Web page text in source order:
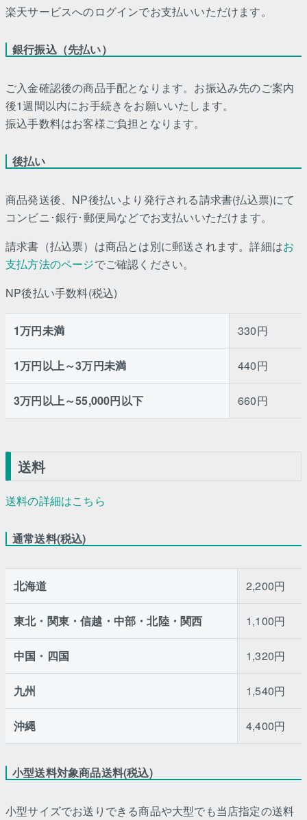
楽天サービスへのログインでお支払いいただけます。
銀行振込（先払い）
ご入金確認後の商品手配となります。お振込み先のご案内
後1週間以内にお手続きをお願いいたします。
振込手数料はお客様ご負担となります。
後払い
商品発送後、NP後払いより発行される請求書(払込票)にて
コンビニ･銀行･郵便局などでお支払いいただけます。
請求書（払込票）は商品とは別に郵送されます。詳細はお
支払方法のページでご確認ください。
NP後払い手数料(税込)
1万円未満 330円
1万円以上～3万円未満 440円
3万円以上～55,000円以下 660円
送料
送料の詳細はこちら
通常送料(税込)
北海道 2,200円
東北・関東・信越・中部・北陸・関西 1,100円
中国・四国 1,320円
九州 1,540円
沖縄 4,400円
小型送料対象商品送料(税込)
小型サイズでお送りできる商品や大型でも当店指定の送料